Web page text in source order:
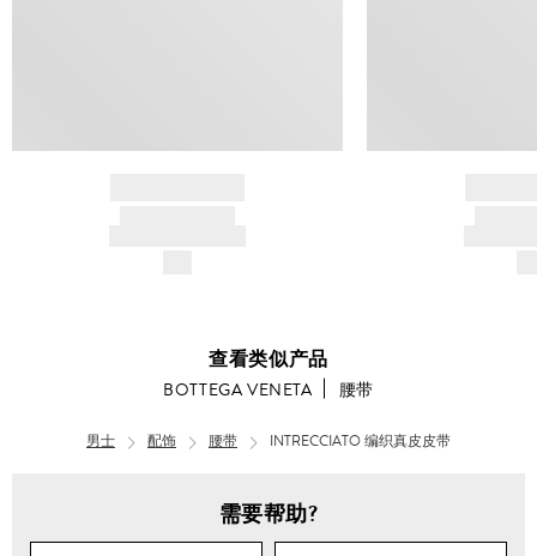
查看类似产品
BOTTEGA VENETA 腰带
男士 配饰 腰带 INTRECCIATO 编织真皮皮带
需要帮助?